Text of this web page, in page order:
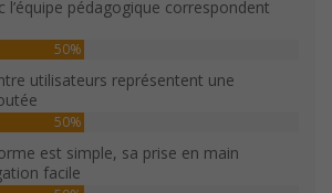
l’équipe pédagogique correspondent
50%
utilisateurs représentent une
50%
est simple, sa prise en main
facile